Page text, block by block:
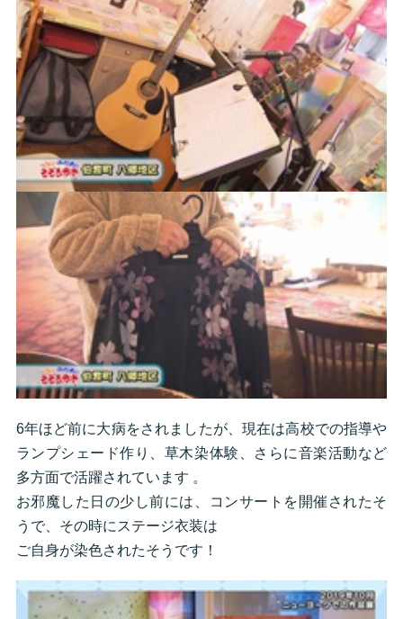
6年ほど前に大病をされましたが、現在は高校での指導や
ランプシェード作り、草木染体験、さらに音楽活動など
多方面で活躍されています 。
お邪魔した日の少し前には、コンサートを開催されたそ
うで、その時にステージ衣装は
ご自身が染色されたそうです！